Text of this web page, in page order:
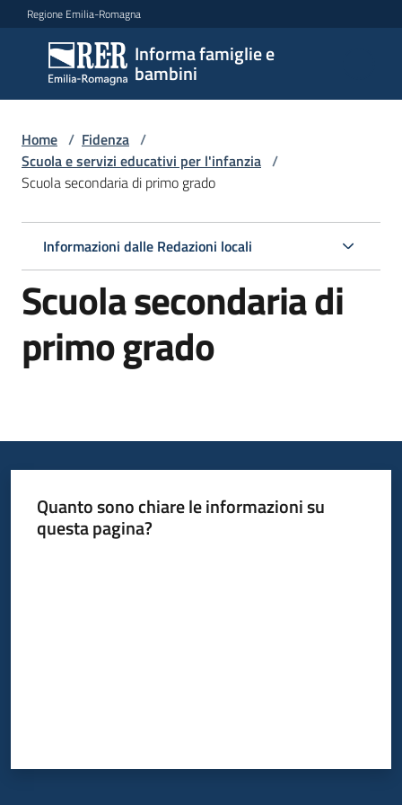
Vai al contenuto
Vai alla navigazione
Vai al footer
Regione Emilia-Romagna
Informa famiglie e
bambini
Informa
famiglie
e
bambini
Centri
per
le
Informazioni
Home / Fidenza /
Scuola e servizi educativi per l'infanzia /
Scuola secondaria di primo grado
Informazioni dalle Redazioni locali
Scuola secondaria di
primo grado
Quanto sono chiare le informazioni su
questa pagina?